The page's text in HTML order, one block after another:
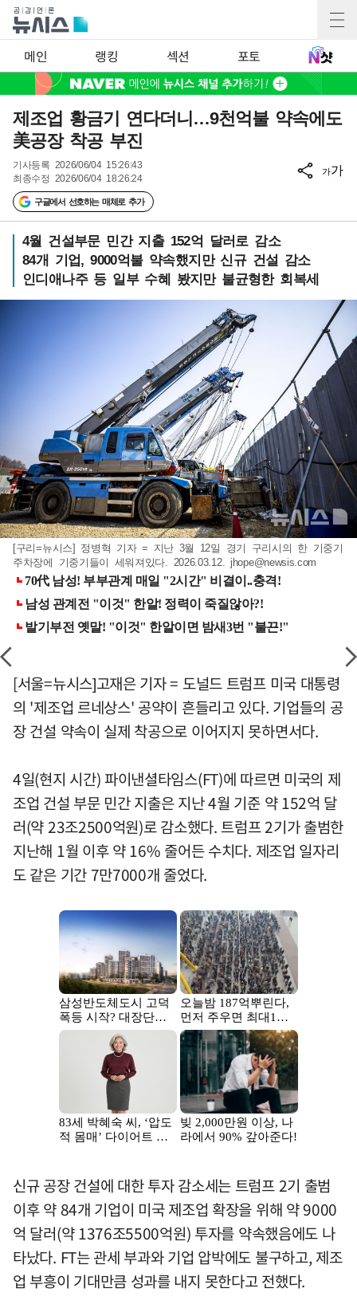
메인 랭킹 섹션 포토
제조업 황금기 연다더니…9천억불 약속에도
美공장 착공 부진
기사등록 2026/06/04 15:26:43
최종수정 2026/06/04 18:26:24
구글에서 선호하는 매체로 추가
가가
4월 건설부문 민간 지출 152억 달러로 감소
84개 기업, 9000억불 약속했지만 신규 건설 감소
인디애나주 등 일부 수혜 봤지만 불균형한 회복세
[구리=뉴시스] 정병혁 기자 = 지난 3월 12일 경기 구리시의 한 기중기
주차장에 기중기들이 세워져있다. 2026.03.12. jhope@newsis.com
[서울=뉴시스]고재은 기자 = 도널드 트럼프 미국 대통령
의 '제조업 르네상스' 공약이 흔들리고 있다. 기업들의 공
장 건설 약속이 실제 착공으로 이어지지 못하면서다.
4일(현지 시간) 파이낸셜타임스(FT)에 따르면 미국의 제
조업 건설 부문 민간 지출은 지난 4월 기준 약 152억 달
러(약 23조2500억원)로 감소했다. 트럼프 2기가 출범한
지난해 1월 이후 약 16% 줄어든 수치다. 제조업 일자리
도 같은 기간 7만7000개 줄었다.
신규 공장 건설에 대한 투자 감소세는 트럼프 2기 출범
이후 약 84개 기업이 미국 제조업 확장을 위해 약 9000
억 달러(약 1376조5500억원) 투자를 약속했음에도 나
타났다. FT는 관세 부과와 기업 압박에도 불구하고, 제조
업 부흥이 기대만큼 성과를 내지 못한다고 전했다.